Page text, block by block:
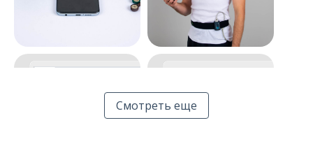
Смотреть еще